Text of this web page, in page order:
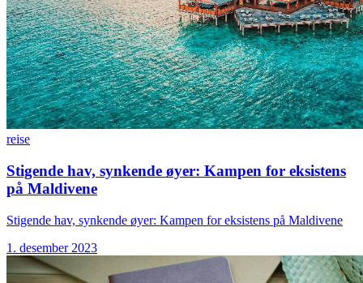
reise
Stigende hav, synkende øyer: Kampen for eksistens
på Maldivene
Stigende hav, synkende øyer: Kampen for eksistens på Maldivene
1. desember 2023